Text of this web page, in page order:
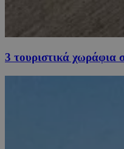
3 τουριστικά χωράφια